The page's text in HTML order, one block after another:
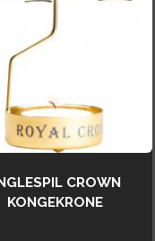
CROWN
KONGEKRONE